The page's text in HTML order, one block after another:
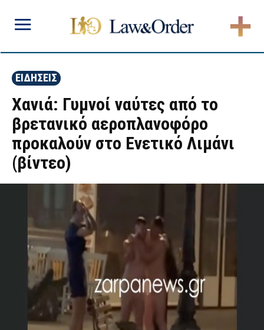
ΕΙΔΗΣΕΙΣ
Χανιά: Γυμνοί ναύτες από το
βρετανικό αεροπλανοφόρο
προκαλούν στο Ενετικό Λιμάνι
(βίντεο)